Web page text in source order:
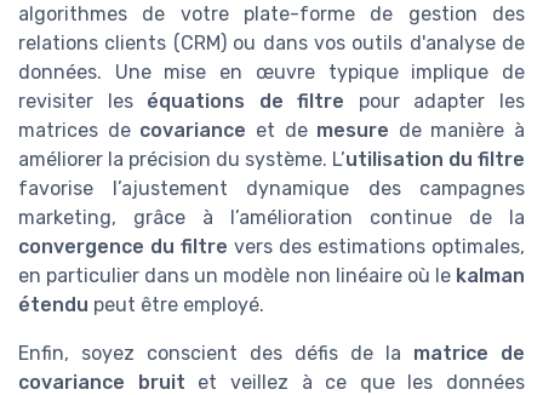
algorithmes de votre plate-forme de gestion des
relations clients (CRM) ou dans vos outils d'analyse de
données. Une mise en œuvre typique implique de
revisiter les équations de filtre pour adapter les
matrices de covariance et de mesure de manière à
améliorer la précision du système. L’utilisation du filtre
favorise l’ajustement dynamique des campagnes
marketing, grâce à l’amélioration continue de la
convergence du filtre vers des estimations optimales,
en particulier dans un modèle non linéaire où le kalman
étendu peut être employé.
Enfin, soyez conscient des défis de la matrice de
covariance bruit et veillez à ce que les données